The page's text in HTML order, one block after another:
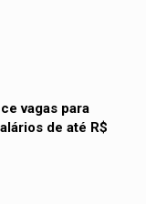
vagas para
de até R$